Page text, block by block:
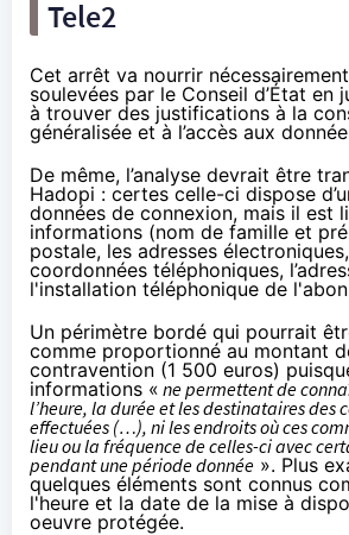
Tele2
Cet arrêt va nourrir nécessairement
soulevées par le Conseil d’État en
à trouver des justifications à la
généralisée et à l’accès aux
De même, l’analyse devrait être
Hadopi : certes celle-ci dispose
données de connexion, mais il est
informations (nom de famille et
postale, les adresses
coordonnées téléphoniques,
l'installation téléphonique de
Un périmètre bordé qui pourrait
comme proportionné au montant
contravention (1 500 euros)
informations « ne permettent de
l’heure, la durée et les destinataires des
effectuées (…), ni les endroits où ces
lieu ou la fréquence de celles-ci avec
pendant une période donnée ». Plus
quelques éléments sont connus
l'heure et la date de la mise à
oeuvre protégée.